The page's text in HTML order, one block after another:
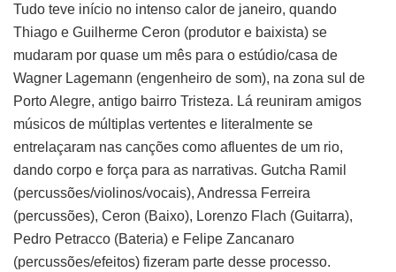
Tudo teve início no intenso calor de janeiro, quando
Thiago e Guilherme Ceron (produtor e baixista) se
mudaram por quase um mês para o estúdio/casa de
Wagner Lagemann (engenheiro de som), na zona sul de
Porto Alegre, antigo bairro Tristeza. Lá reuniram amigos
músicos de múltiplas vertentes e literalmente se
entrelaçaram nas canções como afluentes de um rio,
dando corpo e força para as narrativas. Gutcha Ramil
(percussões/violinos/vocais), Andressa Ferreira
(percussões), Ceron (Baixo), Lorenzo Flach (Guitarra),
Pedro Petracco (Bateria) e Felipe Zancanaro
(percussões/efeitos) fizeram parte desse processo.